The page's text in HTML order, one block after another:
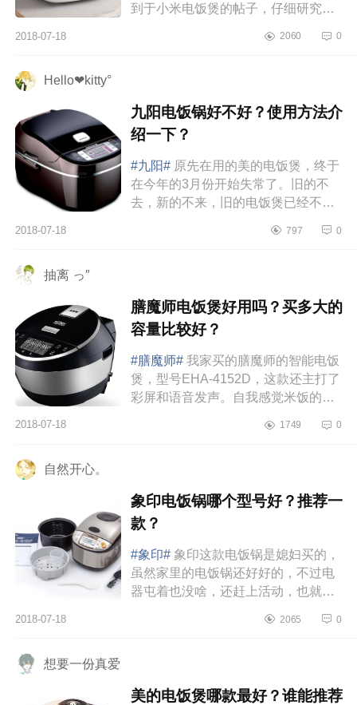
到于小米电饭煲的帖子，仔细研究了
意，趁着前段时间小米官网搞活...
2018-07-18 2060 0
Hello❤kitty°
九阳电饭锅好不好？使用方法介
绍一下？
#九阳# 原先在用的美的电饭煲，终于
在今年的3月份开始失常了。旧的不
去，新的不来，旧的电饭煲已经不间
玩玩了。于是我就选择栏九阳的...
2018-07-18 797 0
抽离 っ″
膳魔师电饭煲好用吗？买多大的
容量比较好？
#膳魔师# 我家买的膳魔师的智能电饭
煲，型号EHA-4152D，这款还主打了
彩屏和语音发声。自我感觉米饭的好
电饭煲只是辅助。我家买的电饭煲
2018-07-18 1749 0
自然开心。
象印电饭锅哪个型号好？推荐一
款？
#象印# 象印这款电饭锅是媳妇买的，
虽然家里的电饭锅还好好的，不过电
器屯着也没啥，还赶上活动，也就买
对应国内是5L的容积，右上角的1.8...
2018-07-18 2065 0
想要一份真爱
美的电饭煲哪款最好？谁能推荐